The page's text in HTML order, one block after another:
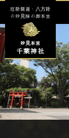
厄除開運・八方除
の妙見様の御本宮
妙見本宮
千葉神社